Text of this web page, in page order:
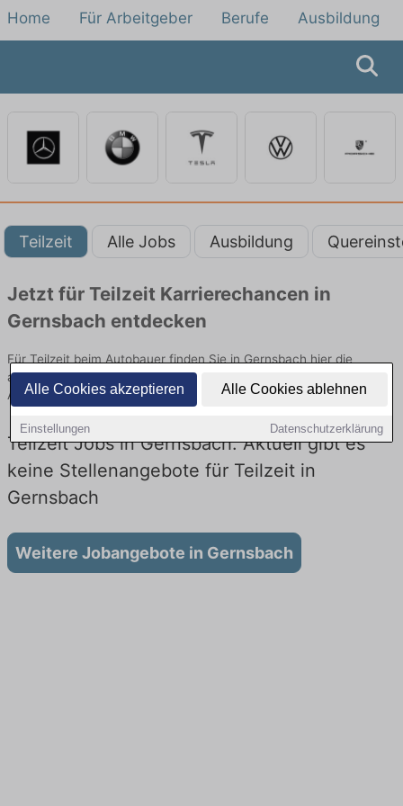
Alle Cookies akzeptieren Alle Cookies ablehnen
Einstellungen Datenschutzerklärung
Home Für Arbeitgeber Berufe Ausbildung
Teilzeit Alle Jobs Ausbildung
Jetzt für Teilzeit Karrierechancen in
Gernsbach entdecken
Für Teilzeit beim Autobauer finden Sie in Gernsbach hier die
aktuellsten Angebote. Entdecken Sie freie Optionen von Top-
Arbeitgebern und bewerben Sie sich noch heute.
Teilzeit Jobs in Gernsbach: Aktuell gibt es
keine Stellenangebote für Teilzeit in
Gernsbach
Weitere Jobangebote in Gernsbach